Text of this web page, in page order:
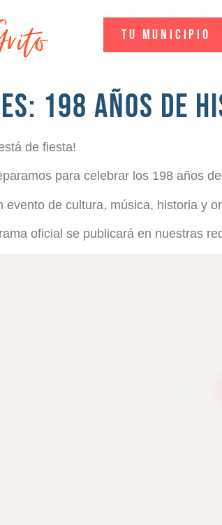
Tu Municipio
198 AÑOS DE
de fiesta!
para celebrar los 198 años
evento de cultura, música, historia y
oficial se publicará en nuestras